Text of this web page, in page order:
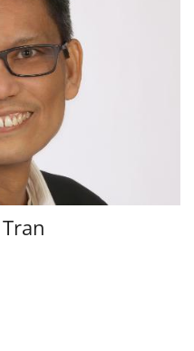
Tran